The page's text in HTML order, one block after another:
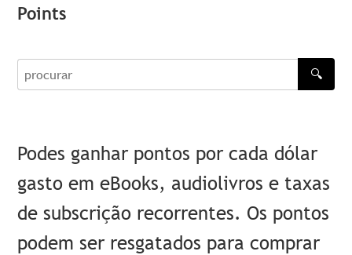
Points
procurar
🔍
Podes ganhar pontos por cada dólar
gasto em eBooks, audiolivros e taxas
de subscrição recorrentes. Os pontos
podem ser resgatados para comprar